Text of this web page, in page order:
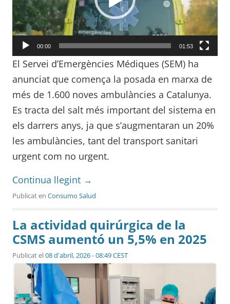
00:00 01:53
El Servei d’Emergències Médiques (SEM) ha
anunciat que comença la posada en marxa de
més de 1.600 noves ambulàncies a Catalunya.
Es tracta del salt més important del sistema en
els darrers anys, ja que s’augmentaran un 20%
les ambulàncies, tant del transport sanitari
urgent com no urgent.
Continua llegint →
Publicat en Consumo Salud
La actividad quirúrgica de la
CSMS aumentó un 5,5% en 2025
Publicat el08 d'abril, 2026 - 08:49 CEST